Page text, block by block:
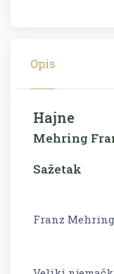
Opis
Hajne
Mehring
Sažetak
Franz